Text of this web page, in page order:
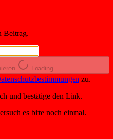
Beitrag.
Loading
zu.
und bestätige den Link.
es bitte noch einmal.